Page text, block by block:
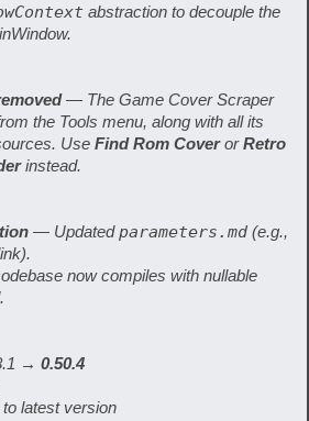
abstraction to decouple the
— The Game Cover Scraper
the Tools menu, along with all its
Use Find Rom CoverorRetro
instead.
— Updatedparameters.md (e.g.,
now compiles with nullable
→ 0.50.4
latest version